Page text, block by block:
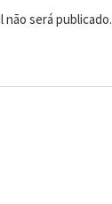
não será publicado.